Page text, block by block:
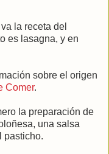
la receta del
es lasagna, y en
sobre el origen
Comer.
la preparación de
una salsa
pasticho.